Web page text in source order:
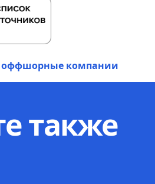
оффшорные компании
также